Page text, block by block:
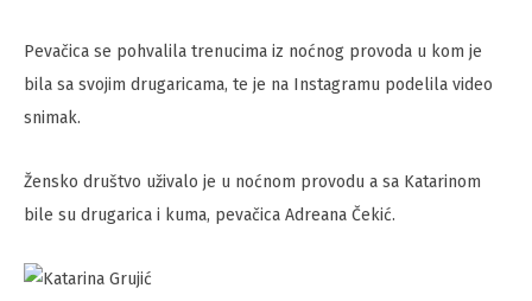
Pevačica se pohvalila trenucima iz noćnog provoda u kom je
bila sa svojim drugaricama, te je na Instagramu podelila video
snimak.
Žensko društvo uživalo je u noćnom provodu a sa Katarinom
bile su drugarica i kuma, pevačica Adreana Čekić.